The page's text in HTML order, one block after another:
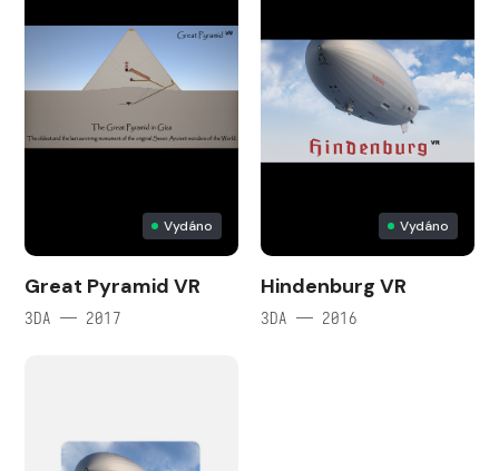
Vydáno
Great Pyramid VR
3DA — 2017
Vydáno
Hindenburg VR
3DA — 2016